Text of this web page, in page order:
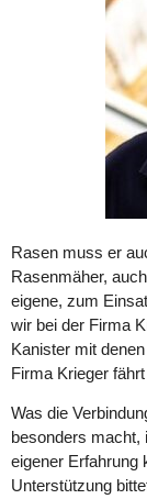
Rasen muss er
Rasenmäher,
eigene, zum
wir bei der Firma
Kanister mit
Firma Krieger
Was die
besonders macht,
eigener Erfahrung
Unterstützung